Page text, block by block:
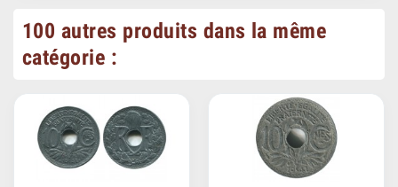
100 autres produits dans la même
catégorie :